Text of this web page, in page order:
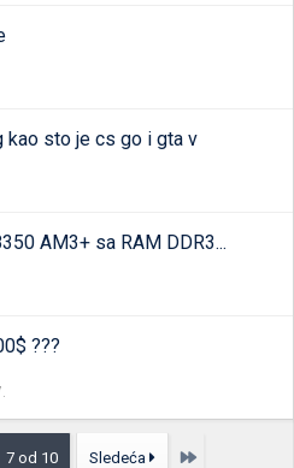
kao sto je cs go i gta v
AM3+ sa RAM DDR3...
???
7 od 10 Sledeća Poslednja